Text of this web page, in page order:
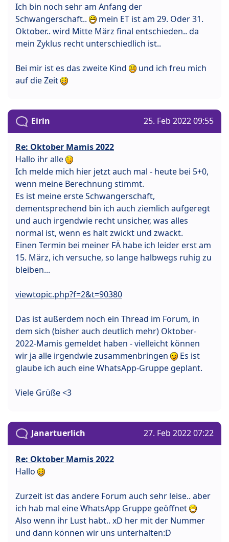
Ich bin noch sehr am Anfang der
Schwangerschaft..
mein ET ist am 29. Oder 31.
Oktober.. wird Mitte März final entschieden.. da
mein Zyklus recht unterschiedlich ist..
Bei mir ist es das zweite Kind
und ich freu mich
auf die Zeit
Eirin 25. Feb 2022 09:55
Re: Oktober Mamis 2022
Hallo ihr alle
Ich melde mich hier jetzt auch mal - heute bei 5+0,
wenn meine Berechnung stimmt.
Es ist meine erste Schwangerschaft,
dementsprechend bin ich auch ziemlich aufgeregt
und auch irgendwie recht unsicher, was alles
normal ist, wenn es halt zwickt und zwackt.
Einen Termin bei meiner FÄ habe ich leider erst am
15. März, ich versuche, so lange halbwegs ruhig zu
bleiben...
viewtopic.php?f=2&t=90380
Das ist außerdem noch ein Thread im Forum, in
dem sich (bisher auch deutlich mehr) Oktober-
2022-Mamis gemeldet haben - vielleicht können
wir ja alle irgendwie zusammenbringen
Es ist
glaube ich auch eine WhatsApp-Gruppe geplant.
Viele Grüße <3
Janartuerlich 27. Feb 2022 07:22
Re: Oktober Mamis 2022
Hallo
Zurzeit ist das andere Forum auch sehr leise.. aber
ich hab mal eine WhatsApp Gruppe geöffnet
Also wenn ihr Lust habt.. xD her mit der Nummer
und dann können wir uns unterhalten:D